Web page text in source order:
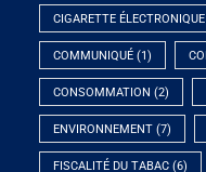
CIGARETTE ÉLECTRONIQUE
COMMUNIQUÉ(1)
CONSOMMATION (2)
ENVIRONNEMENT(7)
FISCALITÉ DU TABAC(6)